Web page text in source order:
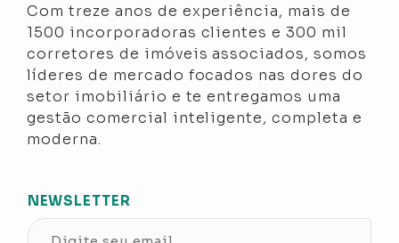
Com treze anos de experiência, mais de
1500 incorporadoras clientes e 300 mil
corretores de imóveis associados, somos
líderes de mercado focados nas dores do
setor imobiliário e te entregamos uma
gestão comercial inteligente, completa e
moderna.
NEWSLETTER